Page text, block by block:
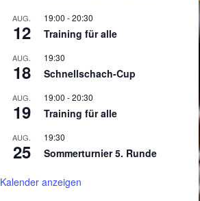
AUG.
12
19:00 -20:30
Training für alle
AUG.
18
19:30
Schnellschach-Cup
AUG.
19
19:00 -20:30
Training für alle
AUG.
25
19:30
Sommerturnier 5. Runde
Kalender anzeigen